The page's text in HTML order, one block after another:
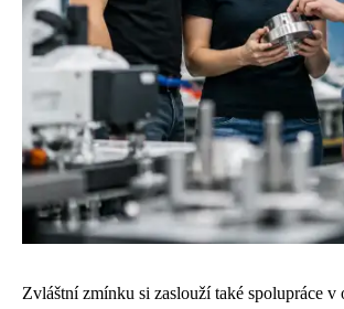
Zvláštní zmínku si zaslouží také spolupráce